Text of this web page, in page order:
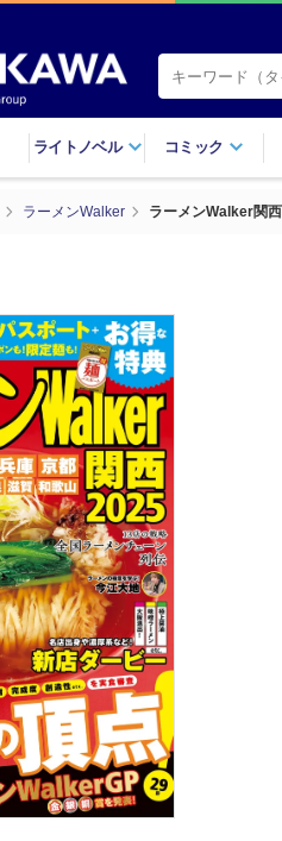
ライトノベル コミック
ラーメンWalker ラーメンWalker関